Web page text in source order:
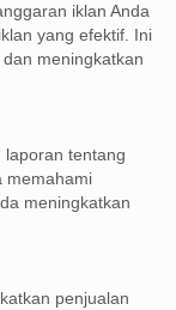
iklan Anda
yang efektif. Ini
meningkatkan
laporan tentang
memahami
meningkatkan
penjualan